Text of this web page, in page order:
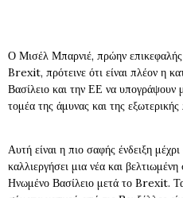
Ο Μισέλ Μπαρνιέ, πρώην
Brexit, πρότεινε ότι είναι πλέον η
Βασίλειο και την ΕΕ να υπογράψουν
τομέα της άμυνας και της εξωτερικής
Αυτή είναι η πιο σαφής ένδειξη
καλλιεργήσει μια νέα και
Ηνωμένο Βασίλειο μετά το Brexit.